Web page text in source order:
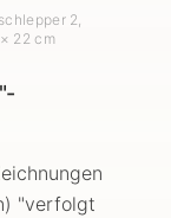
2,
22 cm
"verfolgt